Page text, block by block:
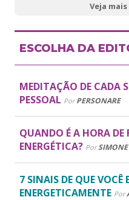
Veja
ESCOLHA DA
MEDITAÇÃO DE CADA
PESSOAL Por PERSONARE
QUANDO É A HORA DE
ENERGÉTICA? Por
7 SINAIS DE QUE VOCÊ
ENERGETICAMENTE Por